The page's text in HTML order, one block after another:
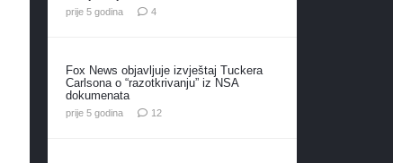
prije 5 godina 4komentara
Fox News objavljuje izvještaj Tuckera
Carlsona o “razotkrivanju” iz NSA
dokumenata
prije 5 godina 12komentara